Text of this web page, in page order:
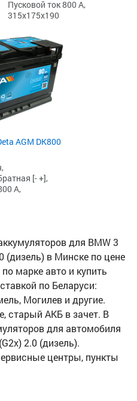
Пусковой ток 800 А,
315x175x190
AGM DK800
[- +],
А,
для BMW 3
(дизель) в Минске по цене
марке авто и купить
по Беларуси:
Могилев и другие.
старый АКБ в зачет. В
для автомобиля
2.0 (дизель).
центры, пункты